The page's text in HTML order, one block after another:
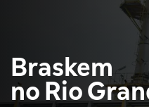
Braskem
no Rio